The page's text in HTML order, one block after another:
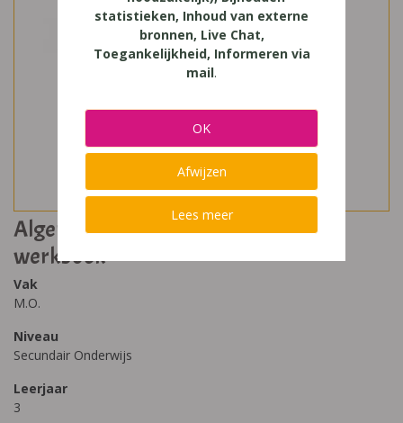
Algemene Muziekcultuur deel 3
werkboek
Vak
M.O.
Niveau
Secundair Onderwijs
Leerjaar
3
statistieken, Inhoud van externe
bronnen, Live Chat,
Toegankelijkheid, Informeren via
mail.
OK
Afwijzen
Lees meer